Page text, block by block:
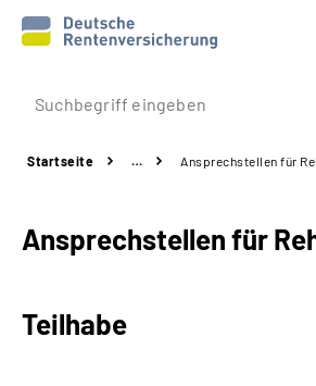
Prävention
Rente
Startseite … Ansprechstellen für
Ansprechstellen für
Teilhabe